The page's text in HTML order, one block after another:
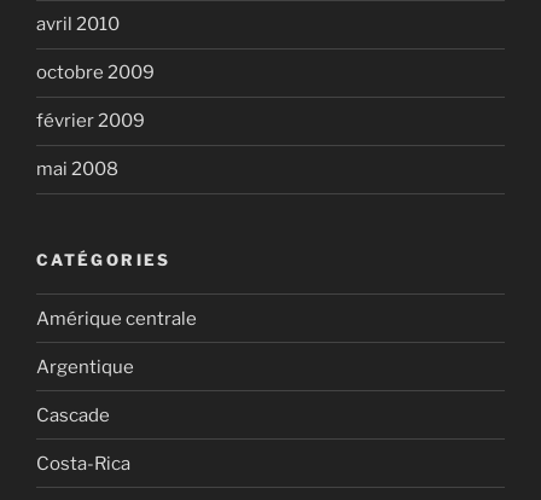
avril 2010
octobre 2009
février 2009
mai 2008
CATÉGORIES
Amérique centrale
Argentique
Cascade
Costa-Rica